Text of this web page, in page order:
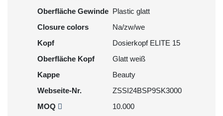
Oberfläche Gewinde Plastic glatt
Closure colors
Na/zw/we
Kopf
Dosierkopf ELITE 15
Oberfläche Kopf
Glatt weiß
Kappe
Beauty
Webseite-Nr.
ZSSI24BSP9SK3000
MOQ
10.000